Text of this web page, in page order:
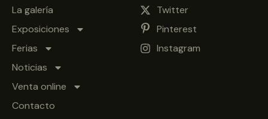
La galería
Exposiciones
Ferias
Noticias
Venta online
Contacto
Twitter
Pinterest
Instagram